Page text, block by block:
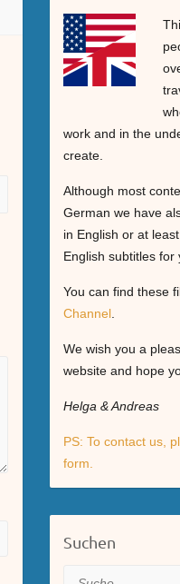
work and in the
create.
Although most
German we have
in English or at
English subtitles for
You can find these
Channel.
We wish you a
website and hope
Helga & Andreas
PS: To contact us,
form.
Suchen
Suche